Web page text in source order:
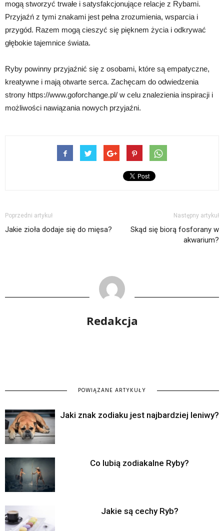
mogą stworzyć trwałe i satysfakcjonujące relacje z Rybami.
Przyjaźń z tymi znakami jest pełna zrozumienia, wsparcia i
przygód. Razem mogą cieszyć się pięknem życia i odkrywać
głębokie tajemnice świata.
Ryby powinny przyjaźnić się z osobami, które są empatyczne,
kreatywne i mają otwarte serca. Zachęcam do odwiedzenia
strony https://www.goforchange.pl/ w celu znalezienia inspiracji i
możliwości nawiązania nowych przyjaźni.
Poprzedni artykuł
Jakie zioła dodaje się do mięsa?
Następny artykuł
Skąd się biorą fosforany w
akwarium?
Redakcja
POWIĄZANE ARTYKUŁY
Jaki znak zodiaku jest najbardziej leniwy?
Co lubią zodiakalne Ryby?
Jakie są cechy Ryb?